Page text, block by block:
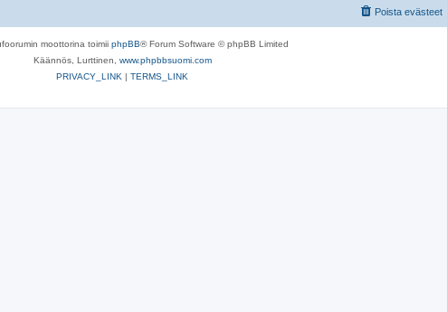
Poista evästeet
moottorina toimii phpBB® Forum Software © phpBB Limited
Käännös, Lurttinen, www.phpbbsuomi.com
PRIVACY_LINK | TERMS_LINK